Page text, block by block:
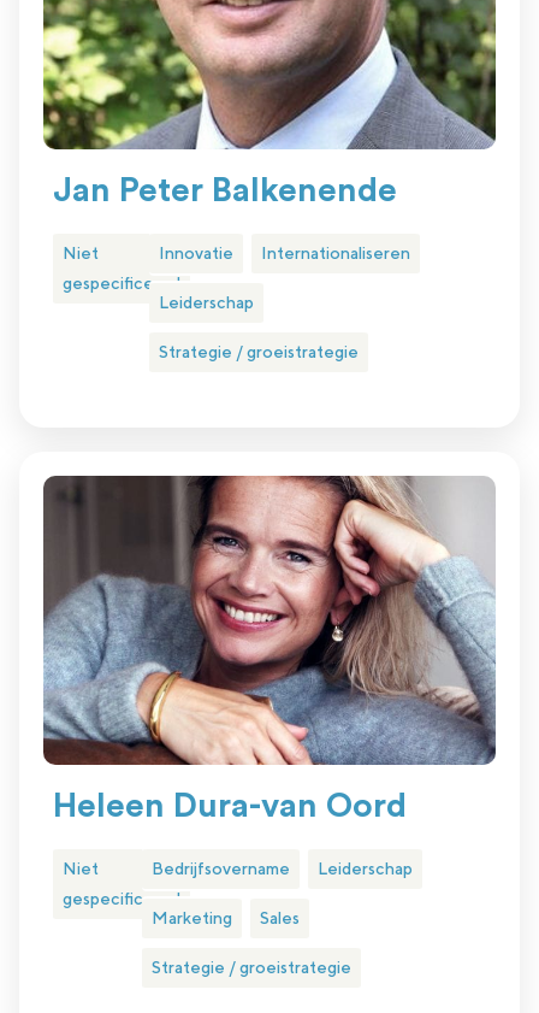
Jan Peter Balkenende
Niet
gespecificeerd
Innovatie Internationaliseren
Leiderschap
Strategie / groeistrategie
Heleen Dura-van Oord
Niet
gespecificeerd
Bedrijfsovername Leiderschap
Marketing Sales
Strategie / groeistrategie